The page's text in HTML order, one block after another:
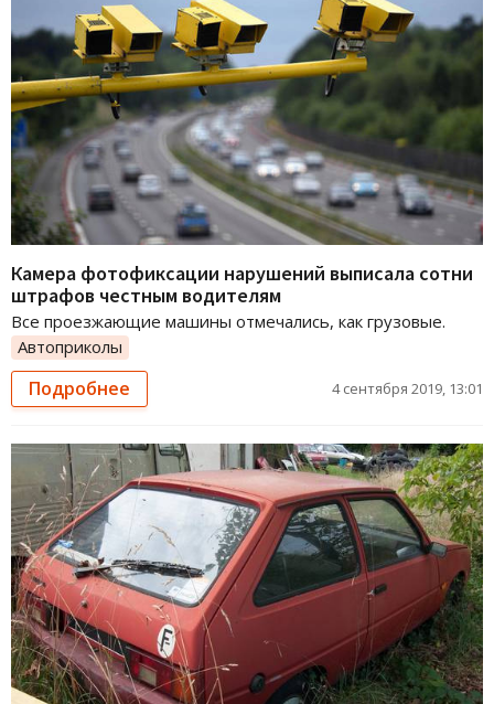
Камера фотофиксации нарушений выписала сотни
штрафов честным водителям
Все проезжающие машины отмечались, как грузовые.
Автоприколы
Подробнее 4 сентября 2019, 13:01